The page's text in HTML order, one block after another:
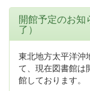
開館予定のお知
了）
東北地方太平洋沖
て、現在図書館は
館しております。